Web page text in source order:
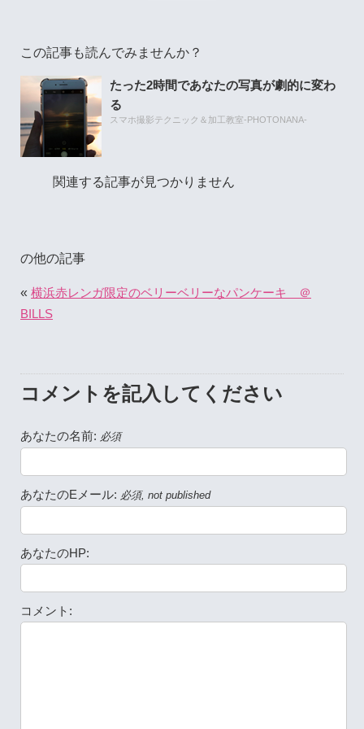
この記事も読んでみませんか？
たった2時間であなたの写真が劇的に変わ
る
スマホ撮影テクニック＆加工教室-PHOTONANA-
関連する記事が見つかりません
の他の記事
« 横浜赤レンガ限定のベリーベリーなパンケーキ ＠
BILLS
コメントを記入してください
あなたの名前: 必須
あなたのEメール: 必須, not published
あなたのHP:
コメント: